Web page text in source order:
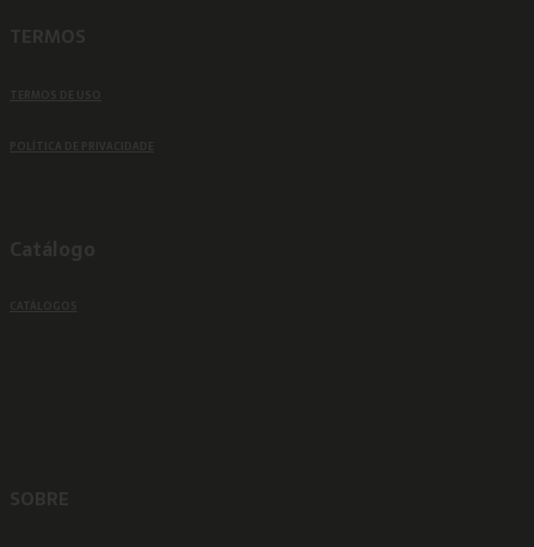
TERMOS
TERMOS DE USO
POLÍTICA DE PRIVACIDADE
Catálogo
CATÁLOGOS
SOBRE